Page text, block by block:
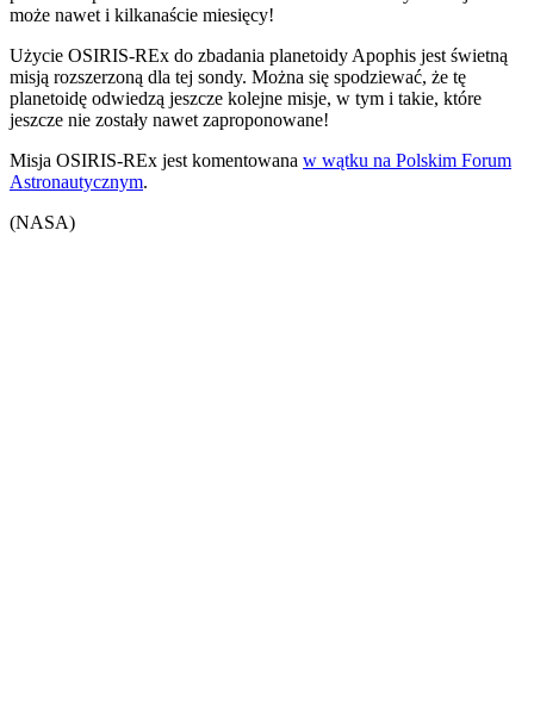
może nawet i kilkanaście miesięcy!
Użycie OSIRIS-REx do zbadania planetoidy Apophis jest świetną
misją rozszerzoną dla tej sondy. Można się spodziewać, że tę
planetoidę odwiedzą jeszcze kolejne misje, w tym i takie, które
jeszcze nie zostały nawet zaproponowane!
Misja OSIRIS-REx jest komentowana w wątku na Polskim Forum
Astronautycznym.
(NASA)